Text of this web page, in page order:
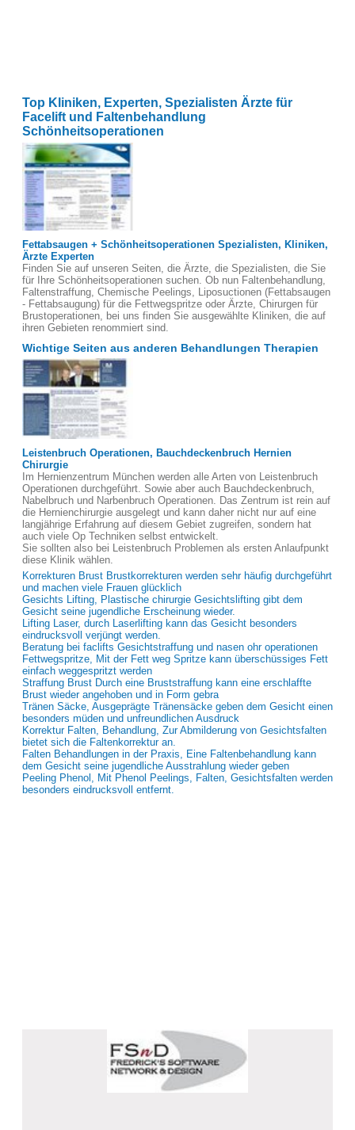
Top Kliniken, Experten, Spezialisten Ärzte für
Facelift und Faltenbehandlung
Schönheitsoperationen
Fettabsaugen + Schönheitsoperationen Spezialisten, Kliniken,
Ärzte Experten
Finden Sie auf unseren Seiten, die Ärzte, die Spezialisten, die Sie
für Ihre Schönheitsoperationen suchen. Ob nun Faltenbehandlung,
Faltenstraffung, Chemische Peelings, Liposuctionen (Fettabsaugen
- Fettabsaugung) für die Fettwegspritze oder Ärzte, Chirurgen für
Brustoperationen, bei uns finden Sie ausgewählte Kliniken, die auf
ihren Gebieten renommiert sind.
Wichtige Seiten aus anderen Behandlungen Therapien
Leistenbruch Operationen, Bauchdeckenbruch Hernien
Chirurgie
Im Hernienzentrum München werden alle Arten von Leistenbruch
Operationen durchgeführt. Sowie aber auch Bauchdeckenbruch,
Nabelbruch und Narbenbruch Operationen. Das Zentrum ist rein auf
die Hernienchirurgie ausgelegt und kann daher nicht nur auf eine
langjährige Erfahrung auf diesem Gebiet zugreifen, sondern hat
auch viele Op Techniken selbst entwickelt.
Sie sollten also bei Leistenbruch Problemen als ersten Anlaufpunkt
diese Klinik wählen.
Korrekturen Brust Brustkorrekturen werden sehr häufig durchgeführt
und machen viele Frauen glücklich
Gesichts Lifting, Plastische chirurgie Gesichtslifting gibt dem
Gesicht seine jugendliche Erscheinung wieder.
Lifting Laser, durch Laserlifting kann das Gesicht besonders
eindrucksvoll verjüngt werden.
Beratung bei faclifts Gesichtstraffung und nasen ohr operationen
Fettwegspritze, Mit der Fett weg Spritze kann überschüssiges Fett
einfach weggespritzt werden
Straffung Brust Durch eine Bruststraffung kann eine erschlaffte
Brust wieder angehoben und in Form gebra
Tränen Säcke, Ausgeprägte Tränensäcke geben dem Gesicht einen
besonders müden und unfreundlichen Ausdruck
Korrektur Falten, Behandlung, Zur Abmilderung von Gesichtsfalten
bietet sich die Faltenkorrektur an.
Falten Behandlungen in der Praxis, Eine Faltenbehandlung kann
dem Gesicht seine jugendliche Ausstrahlung wieder geben
Peeling Phenol, Mit Phenol Peelings, Falten, Gesichtsfalten werden
besonders eindrucksvoll entfernt.